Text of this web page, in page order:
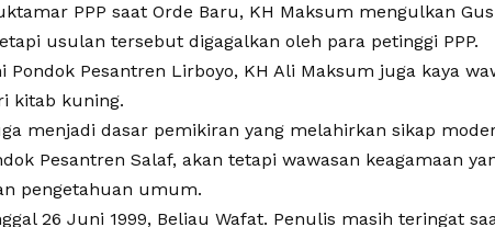
PPP saat Orde Baru, KH Maksum mengulkan
usulan tersebut digagalkan oleh para petinggi PPP.
Pondok Pesantren Lirboyo, KH Ali Maksum juga kaya
kitab kuning.
menjadi dasar pemikiran yang melahirkan sikap
Pesantren Salaf, akan tetapi wawasan keagamaan
pengetahuan umum.
26 Juni 1999, Beliau Wafat. Penulis masih teringat